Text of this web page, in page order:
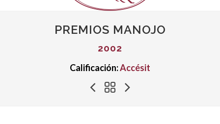
PREMIOS MANOJO
2002
Calificación:Accésit